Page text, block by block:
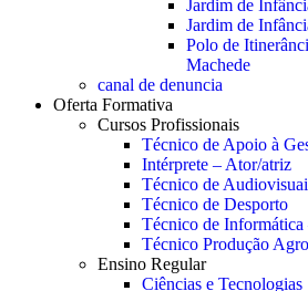
Jardim de
Jardim de
Polo de
Machede
canal de denuncia
Oferta Formativa
Cursos Profissionais
Técnico de Apoio à
Intérprete – Ator/atriz
Técnico de
Técnico de Desporto
Técnico de Informática
Técnico Produção
Ensino Regular
Ciências e Tecnologias